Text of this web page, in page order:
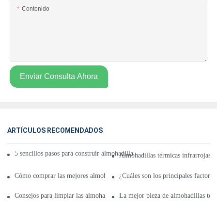
Contenido
Enviar Consulta Ahora
ARTÍCULOS RECOMENDADOS
5 sencillos pasos para construir almohadillas térmicas infrarrojas para el
Almohadillas térmicas infrarrojas
Cómo comprar las mejores almohadillas térmicas infrarrojas para
¿Cuáles son los principales
Consejos para limpiar las almohadillas térmicas infrarrojas de acero
La mejor pieza de almohadillas